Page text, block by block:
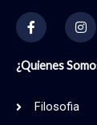
F
a
c
e
b
o
k
-
I
n
s
t
a
g
¿Quienes
Filosofia